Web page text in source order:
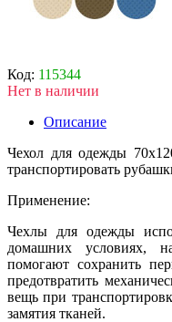
Код: 115344
Нет в наличии
Описание
Чехол для одежды
транспортировать
Применение:
Чехлы для одежды
домашних условиях,
помогают сохранить
предотвратить
вещь при
замятия тканей.